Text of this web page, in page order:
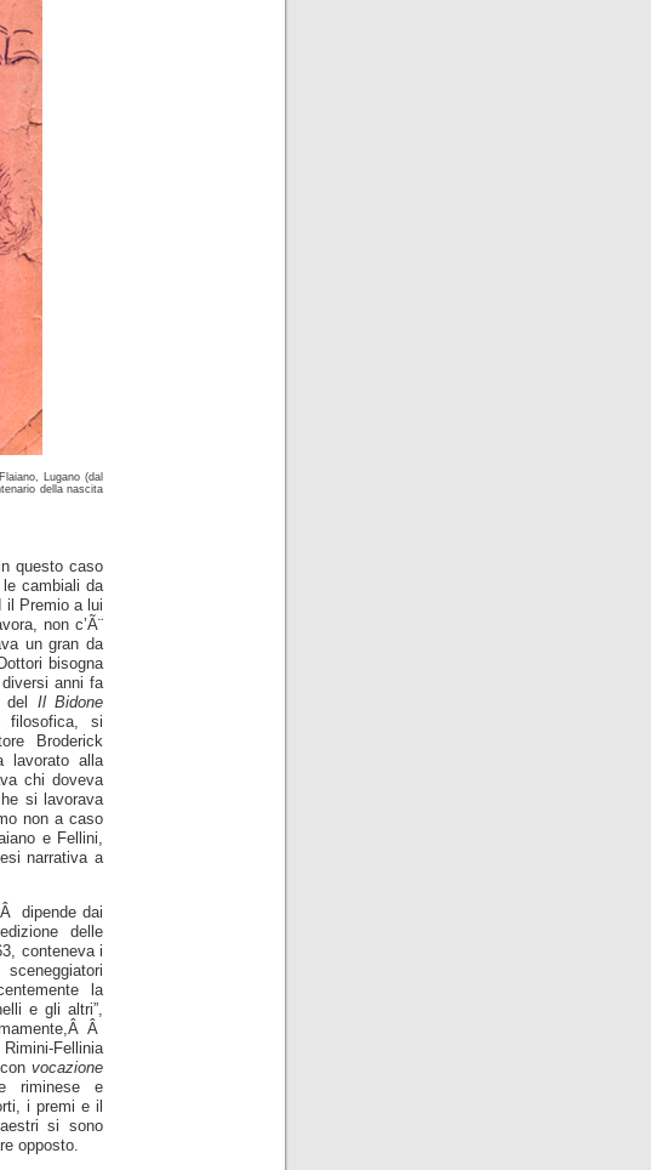
Lugano (dal
della nascita
questo caso
cambiali da
il Premio a lui
non c’Ã¨
un gran da
bisogna
anni fa
del Il Bidone
filosofica, si
Broderick
lavorato alla
chi doveva
si lavorava
non a caso
e Fellini,
narrativa a
dipende dai
delle
conteneva i
la
e gli altri”,
Â
Fellinia
vocazione
riminese e
i premi e il
si sono
opposto.